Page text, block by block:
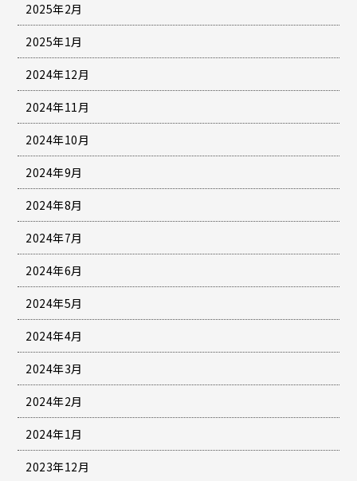
2025年2月
2025年1月
2024年12月
2024年11月
2024年10月
2024年9月
2024年8月
2024年7月
2024年6月
2024年5月
2024年4月
2024年3月
2024年2月
2024年1月
2023年12月